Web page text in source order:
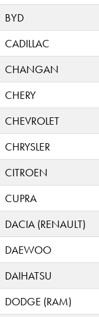
BYD
CADILLAC
CHANGAN
CHERY
CHEVROLET
CHRYSLER
CITROEN
CUPRA
DACIA (RENAULT)
DAEWOO
DAIHATSU
DODGE (RAM)